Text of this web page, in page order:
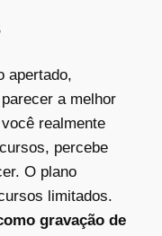
apertado,
a melhor
realmente
percebe
O plano
limitados.
gravação de